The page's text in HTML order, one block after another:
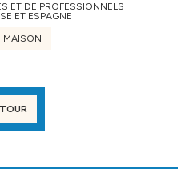
ET DE PROFESSIONNELS
ET ESPAGNE
MAISON